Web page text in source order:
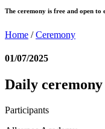
The ceremony is free and open
Home /Ceremony
01/07/2025
Daily
Participants